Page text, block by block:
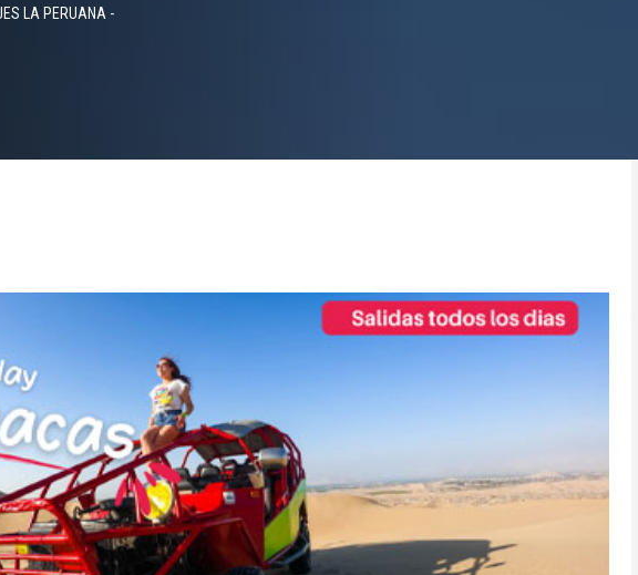
LA PERUANA -